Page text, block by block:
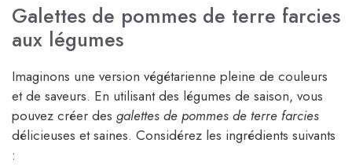
Galettes de pommes de terre farcies
aux légumes
Imaginons une version végétarienne pleine de couleurs
et de saveurs. En utilisant des légumes de saison, vous
pouvez créer des galettes de pommes de terre farcies
délicieuses et saines. Considérez les ingrédients suivants
: